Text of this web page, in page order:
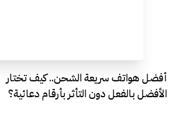
أفضل هواتف سريعة الشحن.. كيف تختار
الأفضل بالفعل دون التأثر بأرقام دعائية؟